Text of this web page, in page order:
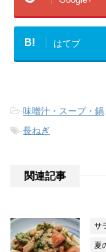
B! はてブ
-味噌汁・スープ・鍋
-長ねぎ
関連記事
サ
夏